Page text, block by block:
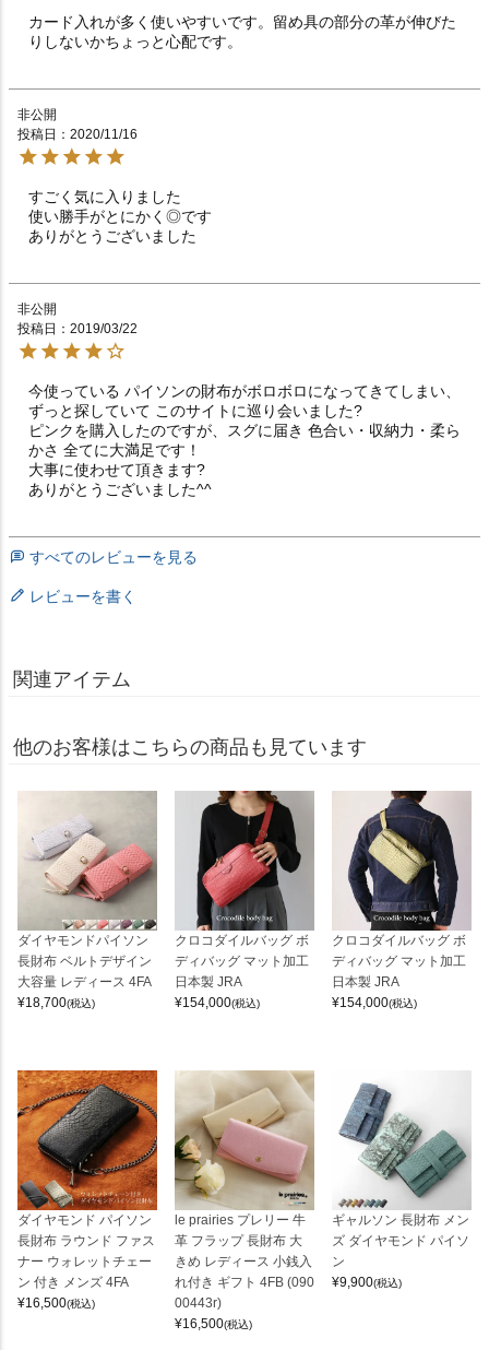
カード入れが多く使いやすいです。留め具の部分の革が伸びた
りしないかちょっと心配です。
非公開
投稿日
2020/11/16
すごく気に入りました
使い勝手がとにかく◎です
ありがとうございました
非公開
投稿日
2019/03/22
今使っている パイソンの財布がボロボロになってきてしまい、
ずっと探していて このサイトに巡り会いました?
ピンクを購入したのですが、スグに届き 色合い・収納力・柔ら
かさ 全てに大満足です！
大事に使わせて頂きます?
ありがとうございました^^
すべてのレビューを見る
レビューを書く
関連アイテム
他のお客様はこちらの商品も見ています
ダイヤモンドパイソン
長財布 ベルトデザイン
大容量 レディース 4FA
¥18,700(税込)
クロコダイルバッグ ボ
ディバッグ マット加工
日本製 JRA
¥154,000(税込)
クロコダイルバッグ ボ
ディバッグ マット加工
日本製 JRA
¥154,000(税込)
ダイヤモンド パイソン
長財布 ラウンド ファス
ナー ウォレットチェー
ン 付き メンズ 4FA
¥16,500(税込)
le prairies プレリー 牛
革 フラップ 長財布 大
きめ レディース 小銭入
れ付き ギフト 4FB (090
00443r)
¥16,500(税込)
ギャルソン 長財布 メン
ズ ダイヤモンド パイソ
ン
¥9,900(税込)